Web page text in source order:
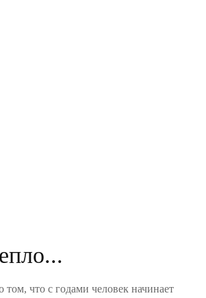
том, что с годами человек начинает